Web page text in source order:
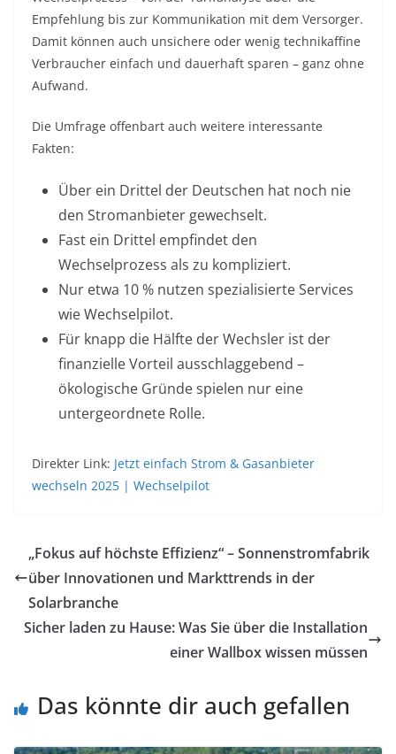
Empfehlung bis zur Kommunikation mit dem Versorger.
Damit können auch unsichere oder wenig technikaffine
Verbraucher einfach und dauerhaft sparen – ganz ohne
Aufwand.
Die Umfrage offenbart auch weitere interessante
Fakten:
Über ein Drittel der Deutschen hat noch nie
den Stromanbieter gewechselt.
Fast ein Drittel empfindet den
Wechselprozess als zu kompliziert.
Nur etwa 10 % nutzen spezialisierte Services
wie Wechselpilot.
Für knapp die Hälfte der Wechsler ist der
finanzielle Vorteil ausschlaggebend –
ökologische Gründe spielen nur eine
untergeordnete Rolle.
Direkter Link: Jetzt einfach Strom & Gasanbieter
wechseln 2025 | Wechselpilot
„Fokus auf höchste Effizienz“ – Sonnenstromfabrik
über Innovationen und Markttrends in der
Solarbranche
Sicher laden zu Hause: Was Sie über die Installation
einer Wallbox wissen müssen
Das könnte dir auch gefallen